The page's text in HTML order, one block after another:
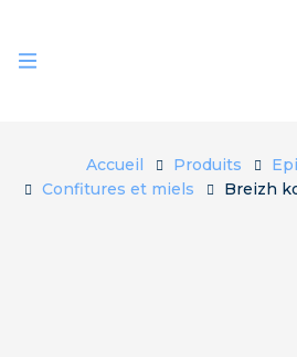
Accueil Produits
Confitures et miels
Breizh